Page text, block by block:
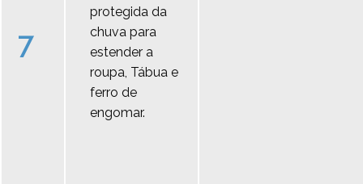
7
protegida da
chuva para
estender a
roupa, Tábua e
ferro de
engomar.